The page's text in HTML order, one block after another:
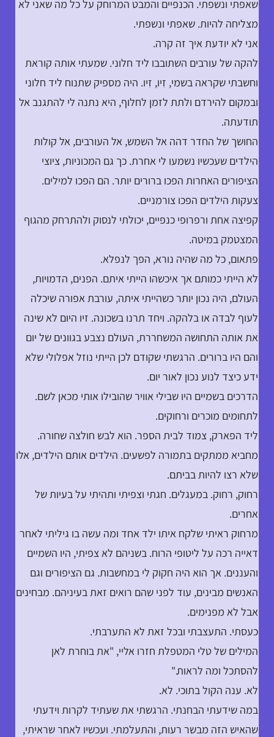
שאפתי ונשפתי. הכנפיים והמבט המרוחק על כל מה שאני לא
מצליחה להיות. שאפתי ונשפתי.
אני לא יודעת איך זה קרה.
להקה של עורבים השתובבו ליד חלוני. שמעתי אותה קוראת
וחשבתי שקראה בשמי, זִיו, זִיו. היה מספיק שתנוח ליד חלוני
ובמקום להירדם ולתת לזמן לחלוף, היא נתנה לי להתגנב אל
תודעתה.
החושך של החדר דהה אל השמש, אל העורבים, אל קולות
הילדים שעכשיו נשמעו לי אחרת. כך גם המכוניות, ציוצי
הציפורים האחרות הפכו ברורים יותר. הם הפכו למילים.
צעקות הילדים הפכו צורמניים.
קפיצה אחת ורפרופי כנפיים, יכולתי לנסוק ולהתרחק מהגוף
המצטמק במיטה.
פתאום, כל מה שהיה נורא, הפך לנפלא.
לא הייתי כמותם אך איכשהו הייתי איתם. הפנים, הדמויות,
העולם, היה נכון יותר כשהייתי איתה, עורבת אפורה שיכלה
לעוף לבדה או בלהקה. ויחד תרנו בשכונה. זיו היום לא שינה
את אותה התחושה המשחררת, העולם נצבע בגוונים של יום
והם היו ברורים. הרגשתי שקודם לכן הייתי נוזל אפלולי שלא
ידע כיצד לנוע נכון לאור יום.
הדרכים בשמיים היו שבילי אוויר שהובילו אותי מכאן לשם.
לתחומים מוכרים ורחוקים.
ליד הפארק, צמוד לבית הספר. הוא לבש חולצה שחורה.
מחביא ממתקים בתמורה לפשעים. הילדים אותם הילדים, אלו
שלא רצו להיות בביתם.
רחוק, רחוק. במעגלים. חגתי וצפיתי ותהיתי על בעיות של
אחרים.
מרחוק ראיתי שלקח איתו ילד אחד ומה עשה בו גיליתי לאחר
דאייה רכה על ליטופי הרוח. בשניהם לא צפיתי, היו השמיים
והעננים. אך הוא היה חקוק לי במחשבות. גם הציפורים וגם
האנשים מבינים, עוד לפני שהם רואים זאת בעיניהם. מבחינים
אבל לא מפנימים.
כעסתי. התעצבתי ובכל זאת לא התערבתי.
המילים של טלי המטפלת חזרו אליי, "את בוחרת לאן
להסתכל ומה לראות."
לא. ענה הקול בתוכי. לא.
במה שידעתי הבחנתי. הרגשתי את שעתיד לקרות וידעתי
שהאיש הזה מבשר רעות, והתעלמתי. ועכשיו לאחר שראיתי,